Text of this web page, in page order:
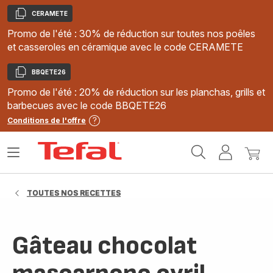
Copier
CERAMETE
Promo de l'été : 30% de réduction sur toutes nos poêles
et casseroles en céramique avec le code CERAMETE
Copier
BBQETE26
Promo de l'été : 20% de réduction sur les planchas, grills et
barbecues avec le code BBQETE26
Conditions de l'offre
MonMon
Ouvrir
TOUTES NOS RECETTES
Gâteau chocolat